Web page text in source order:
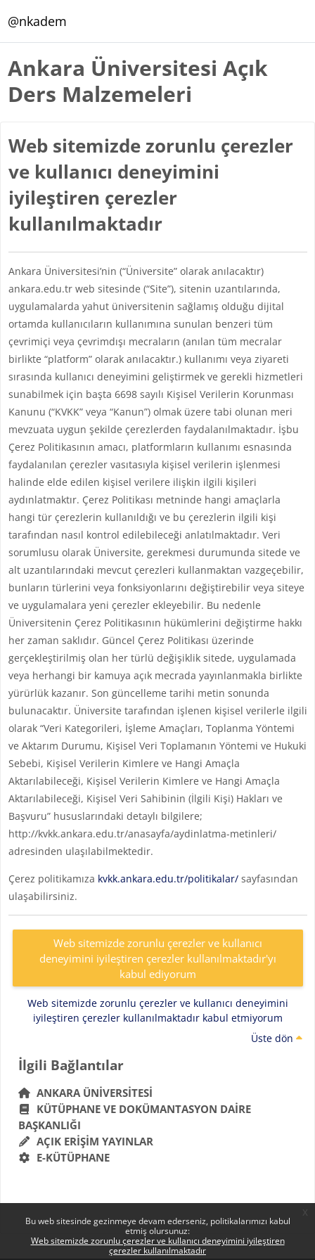
Bu web sitesinde gezinmeye devam ederseniz, politikalarımızı kabul
etmiş olursunuz:
Web sitemizde zorunlu çerezler ve kullanıcı deneyimini iyileştiren
çerezler kullanılmaktadır
@nkadem
Ankara Üniversitesi Açık
Ders Malzemeleri
Web sitemizde zorunlu çerezler
ve kullanıcı deneyimini
iyileştiren çerezler
kullanılmaktadır
Ankara Üniversitesi’nin (“Üniversite” olarak anılacaktır)
ankara.edu.tr web sitesinde (“Site”), sitenin uzantılarında,
uygulamalarda yahut üniversitenin sağlamış olduğu dijital
ortamda kullanıcıların kullanımına sunulan benzeri tüm
çevrimiçi veya çevrimdışı mecraların (anılan tüm mecralar
birlikte “platform” olarak anılacaktır.) kullanımı veya ziyareti
sırasında kullanıcı deneyimini geliştirmek ve gerekli hizmetleri
sunabilmek için başta 6698 sayılı Kişisel Verilerin Korunması
Kanunu (“KVKK” veya “Kanun”) olmak üzere tabi olunan meri
mevzuata uygun şekilde çerezlerden faydalanılmaktadır. İşbu
Çerez Politikasının amacı, platformların kullanımı esnasında
faydalanılan çerezler vasıtasıyla kişisel verilerin işlenmesi
halinde elde edilen kişisel verilere ilişkin ilgili kişileri
aydınlatmaktır. Çerez Politikası metninde hangi amaçlarla
hangi tür çerezlerin kullanıldığı ve bu çerezlerin ilgili kişi
tarafından nasıl kontrol edilebileceği anlatılmaktadır. Veri
sorumlusu olarak Üniversite, gerekmesi durumunda sitede ve
alt uzantılarındaki mevcut çerezleri kullanmaktan vazgeçebilir,
bunların türlerini veya fonksiyonlarını değiştirebilir veya siteye
ve uygulamalara yeni çerezler ekleyebilir. Bu nedenle
Üniversitenin Çerez Politikasının hükümlerini değiştirme hakkı
her zaman saklıdır. Güncel Çerez Politikası üzerinde
gerçekleştirilmiş olan her türlü değişiklik sitede, uygulamada
veya herhangi bir kamuya açık mecrada yayınlanmakla birlikte
yürürlük kazanır. Son güncelleme tarihi metin sonunda
bulunacaktır. Üniversite tarafından işlenen kişisel verilerle ilgili
olarak “Veri Kategorileri, İşleme Amaçları, Toplanma Yöntemi
ve Aktarım Durumu, Kişisel Veri Toplamanın Yöntemi ve Hukuki
Sebebi, Kişisel Verilerin Kimlere ve Hangi Amaçla
Aktarılabileceği, Kişisel Verilerin Kimlere ve Hangi Amaçla
Aktarılabileceği, Kişisel Veri Sahibinin (İlgili Kişi) Hakları ve
Başvuru” hususlarındaki detaylı bilgilere;
http://kvkk.ankara.edu.tr/anasayfa/aydinlatma-metinleri/
adresinden ulaşılabilmektedir.
Çerez politikamıza kvkk.ankara.edu.tr/politikalar/sayfasından
ulaşabilirsiniz.
Web sitemizde zorunlu çerezler ve kullanıcı
deneyimini iyileştiren çerezler kullanılmaktadır'yı
kabul ediyorum
Web sitemizde zorunlu çerezler ve kullanıcı deneyimini
iyileştiren çerezler kullanılmaktadır kabul etmiyorum
Üste dön
Bloklar
İlgili Bağlantılar 'yı atla
İlgili Bağlantılar
ANKARA ÜNIVERSITESI
KÜTÜPHANE VE DOKÜMANTASYON DAIRE
BAŞKANLIĞI
AÇIK ERIŞIM YAYINLAR
E-KÜTÜPHANE